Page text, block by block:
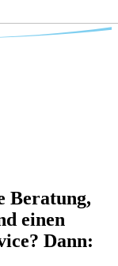
Beratung,
einen
Dann: